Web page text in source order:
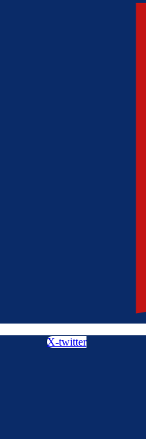
X-twitter